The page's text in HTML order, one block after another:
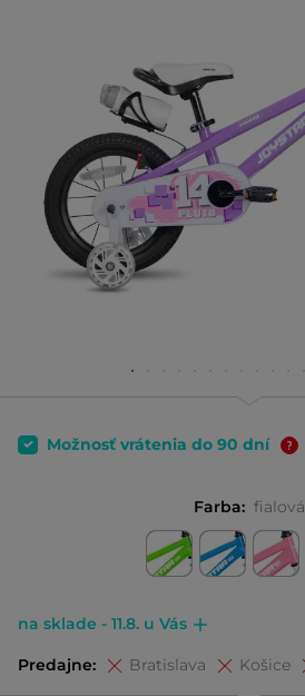
Možnosť vrátenia do 90 dní
Farba: fialová
na sklade - 11.8. u Vás
Predajne: Bratislava Košice